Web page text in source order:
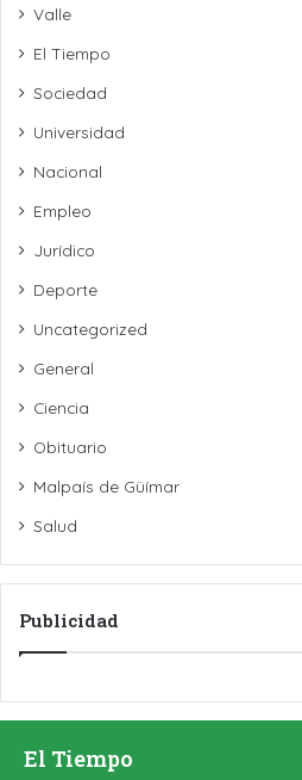
Valle
El Tiempo
Sociedad
Universidad
Nacional
Empleo
Jurídico
Deporte
Uncategorized
General
Ciencia
Obituario
Malpaís de Güímar
Salud
Publicidad
El Tiempo